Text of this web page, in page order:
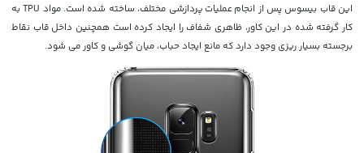
این قاب بیسوس پس از انجام عملیات پردازشی مختلف، ساخته شده است. مواد TPU به
کار گرفته شده در این کاور، ظاهری شفاف را ایجاد کرده است همچنین داخل قاب نقاط
برجسته بسیار ریزی وجود دارد که مانع ایجاد حباب، میان گوشی و کاور می شود.